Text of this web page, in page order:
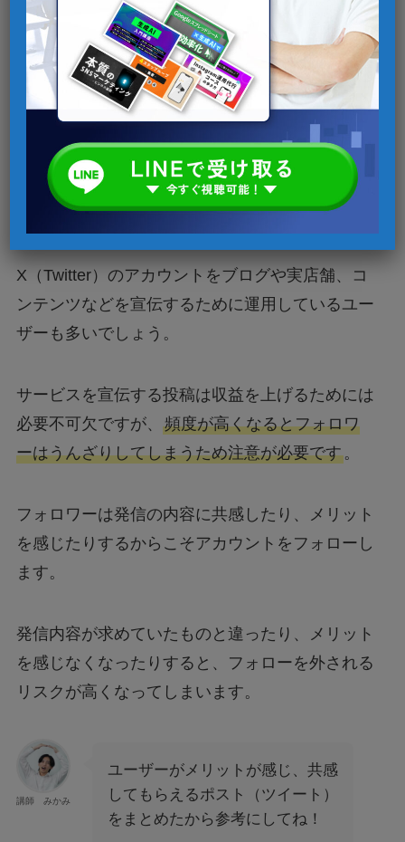
1.宣伝や広告が多くてウザイ
X（Twitter）のアカウントをブログや実店舗、コ
ンテンツなどを宣伝するために運用しているユー
ザーも多いでしょう。
サービスを宣伝する投稿は収益を上げるためには
必要不可欠ですが、 頻度が高くなるとフォロワ
ーはうんざりしてしまうため注意が必要です。
フォロワーは発信の内容に共感したり、メリット
を感じたりするからこそアカウントをフォローし
ます。
発信内容が求めていたものと違ったり、メリット
を感じなくなったりすると、フォローを外される
リスクが高くなってしまいます。
講師 みかみ
ユーザーがメリットが感じ、共感
してもらえるポスト（ツイート）
をまとめたから参考にしてね！